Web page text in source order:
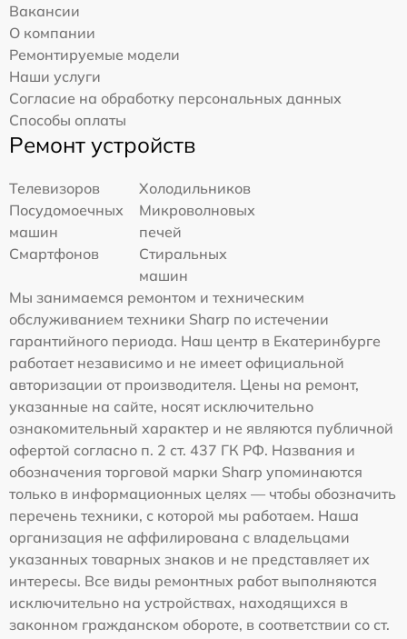
Вакансии
О компании
Ремонтируемые модели
Наши услуги
Согласие на обработку персональных данных
Способы оплаты
Ремонт устройств
Телевизоров
Холодильников
Посудомоечных
машин
Микроволновых
печей
Смартфонов
Стиральных
машин
Мы занимаемся ремонтом и техническим
обслуживанием техники Sharp по истечении
гарантийного периода. Наш центр в Екатеринбурге
работает независимо и не имеет официальной
авторизации от производителя. Цены на ремонт,
указанные на сайте, носят исключительно
ознакомительный характер и не являются публичной
офертой согласно п. 2 ст. 437 ГК РФ. Названия и
обозначения торговой марки Sharp упоминаются
только в информационных целях — чтобы обозначить
перечень техники, с которой мы работаем. Наша
организация не аффилирована с владельцами
указанных товарных знаков и не представляет их
интересы. Все виды ремонтных работ выполняются
исключительно на устройствах, находящихся в
законном гражданском обороте, в соответствии со ст.